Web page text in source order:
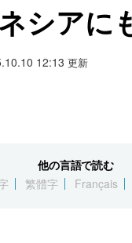
シアに
12:13 更新
他の言語で読む
繁體字 Français